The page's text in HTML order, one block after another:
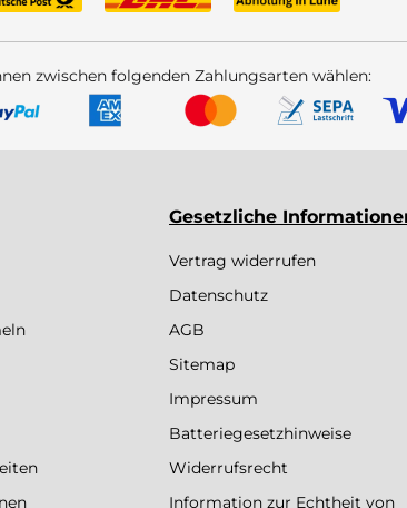
zwischen folgenden Zahlungsarten wählen:
Gesetzliche
Vertrag widerrufen
Datenschutz
AGB
Sitemap
Impressum
Batteriegesetzhinweise
Widerrufsrecht
Information zur Echtheit von